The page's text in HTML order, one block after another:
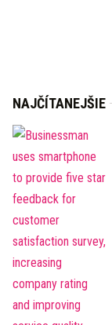
NAJČÍTANEJŠIE